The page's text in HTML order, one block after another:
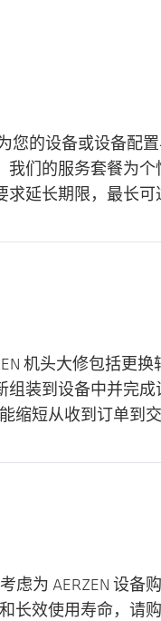
您的设备或设备配
们的服务套餐为
延长期限，最长
机头大修包括更
装到设备中并完成
缩短从收到订单到
虑为 AERZEN 设备
长效使用寿命，请